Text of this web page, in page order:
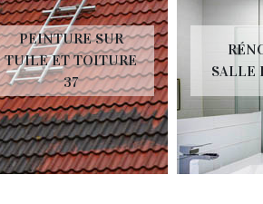
PEINTURE SUR
TUILE ET TOITURE
37
SALLE